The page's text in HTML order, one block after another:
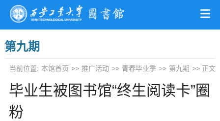
第九期
当前位置: 本馆首页 >> 推广活动 >> 青春毕业季 >> 第九期 >> 正文
毕业生被图书馆“终生阅读卡”圈
粉